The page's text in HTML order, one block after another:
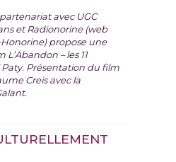
avec UGC
et Radionorine (web
propose une
L’Abandon – les 11
Présentation du film
Creis avec la